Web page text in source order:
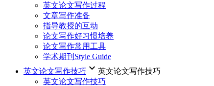
英文论文写作过程
文章写作准备
指导教授的互动
论文写作好习惯培养
论文写作常用工具
学术期刊Style Guide
英文论文写作技巧 keyboard_arrow_down 英文论文写作技巧
英文论文写作技巧